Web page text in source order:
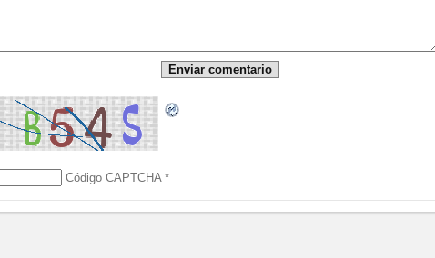
Código CAPTCHA*